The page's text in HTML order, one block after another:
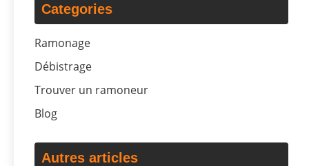
Categories
Ramonage
Débistrage
Trouver un ramoneur
Blog
Autres articles